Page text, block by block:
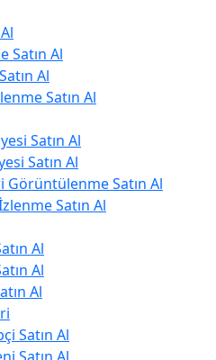
Satın Al
Al
Satın Al
Satın Al
Satın Al
Satın Al
Satın Al
Al
Al
Al
Satın Al